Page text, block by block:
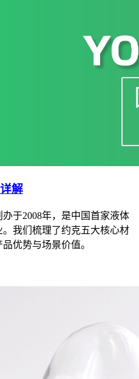
解
于2008年，是中国首家液体
我们梳理了约克五大核心材
优势与场景价值。